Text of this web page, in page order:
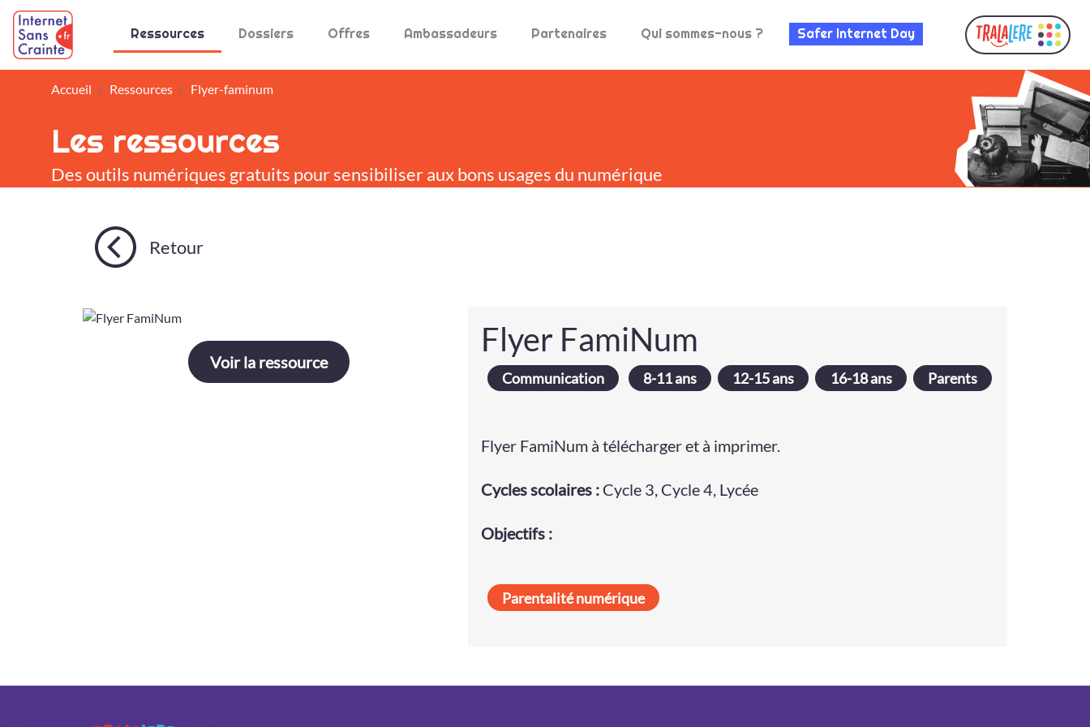
Panneau de gestion des cookies
Ressources Dossiers Offres Ambassadeurs Partenaires Qui sommes-nous ? Safer Internet Day
Accueil Ressources Flyer-faminum
Les ressources
Des outils numériques gratuits pour sensibiliser aux bons usages du numérique
Retour
Voir la ressource
Flyer FamiNum
Communication 8-11 ans 12-15 ans 16-18 ans Parents
Flyer FamiNum à télécharger et à imprimer.
Cyclesscolaires : Cycle 3, Cycle 4, Lycée
Objectifs :
Parentalité numérique